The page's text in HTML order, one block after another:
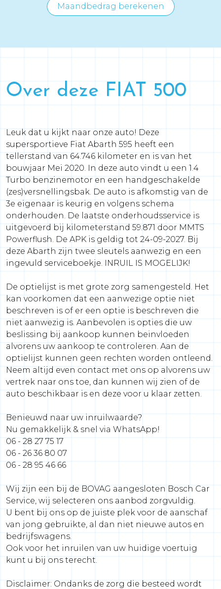
Maandbedrag berekenen
Over deze FIAT 500
Leuk dat u kijkt naar onze auto! Deze
supersportieve Fiat Abarth 595 heeft een
tellerstand van 64.746 kilometer en is van het
bouwjaar Mei 2020. In deze auto vindt u een 1.4
Turbo benzinemotor en een handgeschakelde
(zes)versnellingsbak. De auto is afkomstig van de
3e eigenaar is keurig en volgens schema
onderhouden. De laatste onderhoudsservice is
uitgevoerd bij kilometerstand 59.871 door MMTS
Powerflush. De APK is geldig tot 24-09-2027. Bij
deze Abarth zijn twee sleutels aanwezig en een
ingevuld serviceboekje. INRUIL IS MOGELIJK!
De optielijst is met grote zorg samengesteld. Het
kan voorkomen dat een aanwezige optie niet
beschreven is of er een optie is beschreven die
niet aanwezig is. Aanbevolen is opties die uw
beslissing bij aankoop kunnen beinvloeden
alvorens uw aankoop te controleren. Aan de
optielijst kunnen geen rechten worden ontleend.
Neem altijd even contact met ons op alvorens uw
vertrek naar ons toe, dan kunnen wij zien of de
auto beschikbaar is en deze voor u klaar zetten.
Benieuwd naar uw inruilwaarde?
Nu gemakkelijk & snel via WhatsApp!
06 - 28 27 75 17
06 - 26 36 80 07
06 - 28 95 46 66
Wij zijn een bij de BOVAG aangesloten Bosch Car
Service, wij selecteren ons aanbod zorgvuldig.
U bent bij ons op de juiste plek voor de aanschaf
van jong gebruikte, al dan niet nieuwe autos en
bedrijfswagens.
Ook voor het inruilen van uw huidige voertuig
kunt u bij ons terecht.
Disclaimer: Ondanks de zorg die besteed wordt